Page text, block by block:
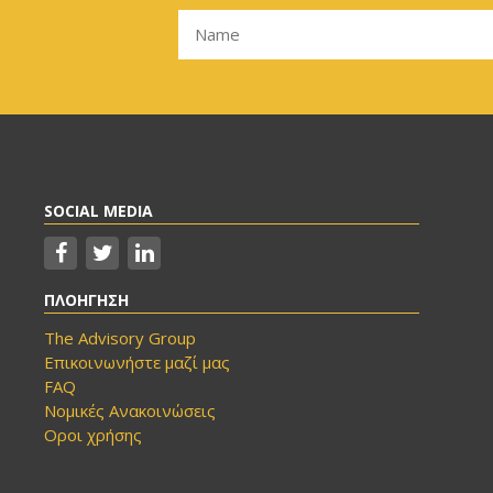
SOCIAL MEDIA
ΠΛΟΗΓΗΣΗ
The Advisory Group
Επικοινωνήστε μαζί μας
FAQ
Νομικές Ανακοινώσεις
Οροι χρήσης